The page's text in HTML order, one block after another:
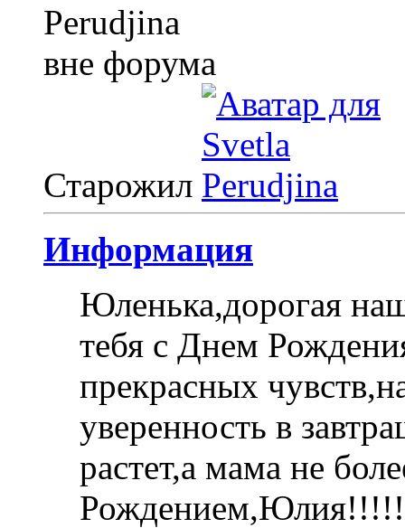
Старожил
Информация
Юленька,дорогая
тебя с Днем
прекрасных
уверенность в
растет,а мама не